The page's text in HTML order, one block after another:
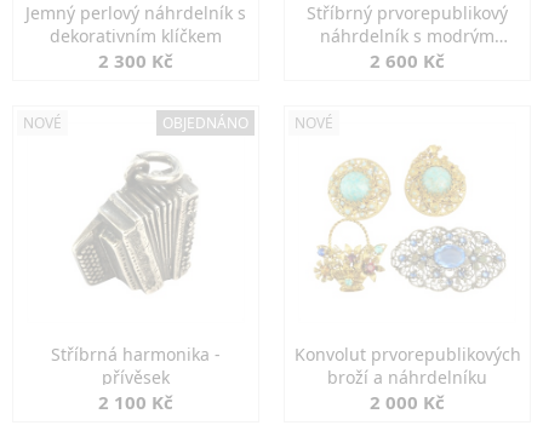
Jemný perlový náhrdelník s
dekorativním klíčkem
2 300 Kč
Stříbrný prvorepublikový
náhrdelník s modrým
spinelem
2 600 Kč
NOVÉ OBJEDNÁNO
Stříbrná harmonika -
přívěsek
2 100 Kč
NOVÉ
Konvolut prvorepublikových
broží a náhrdelníku
2 000 Kč